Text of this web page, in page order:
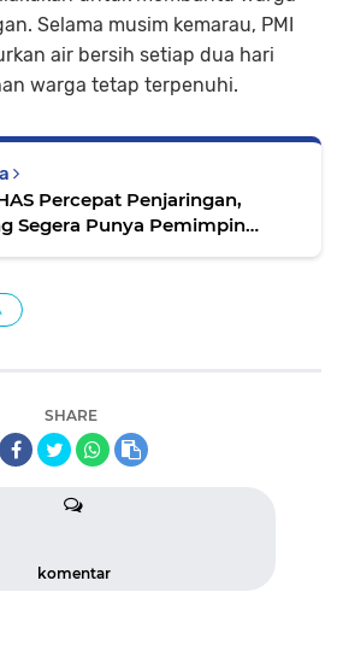
Selama musim kemarau, PMI
air bersih setiap dua hari
warga tetap terpenuhi.
Percepat Penjaringan,
Segera Punya Pemimpin
SHARE
komentar